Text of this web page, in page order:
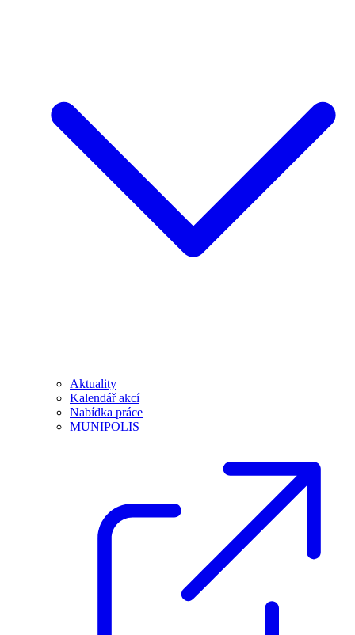
Aktuality
Kalendář akcí
Nabídka práce
MUNIPOLIS